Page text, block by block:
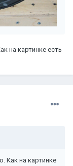
на картинке есть
Как на картинке